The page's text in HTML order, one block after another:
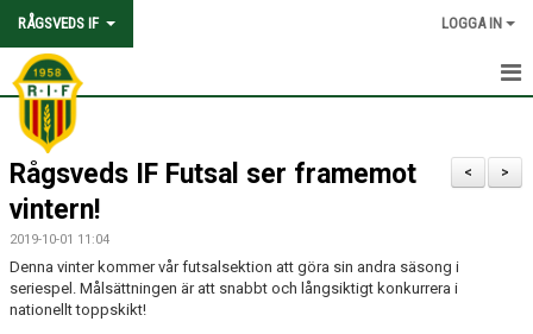
RÅGSVEDS IF LOGGA IN
HEM
KONTAKT
OM FÖRENINGEN
AVGIFTER
TRYGGHET OCH VÄRDEGRUND
>
<
Rågsveds IF Futsal ser framemot
vintern!
2019-10-01 11:04
Denna vinter kommer vår futsalsektion att göra sin andra säsong i
seriespel. Målsättningen är att snabbt och långsiktigt konkurrera i
nationellt toppskikt!